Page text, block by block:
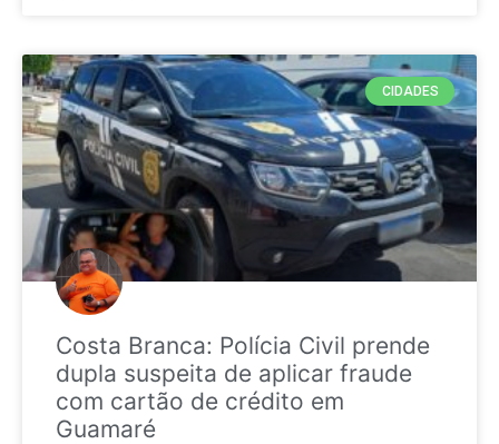
CIDADES
Costa Branca: Polícia Civil prende
dupla suspeita de aplicar fraude
com cartão de crédito em
Guamaré